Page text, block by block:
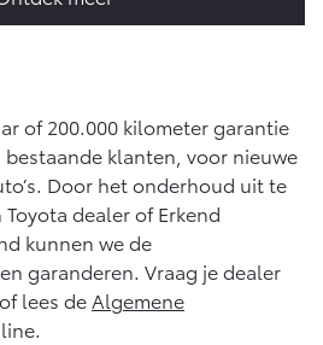
of 200.000 kilometer garantie
klanten, voor nieuwe
Door het onderhoud uit te
dealer of Erkend
kunnen we de
garanderen. Vraag je dealer
lees de Algemene